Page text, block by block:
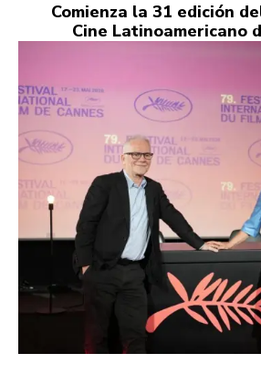
Comienza la 31 edición
Cine Latinoamericano